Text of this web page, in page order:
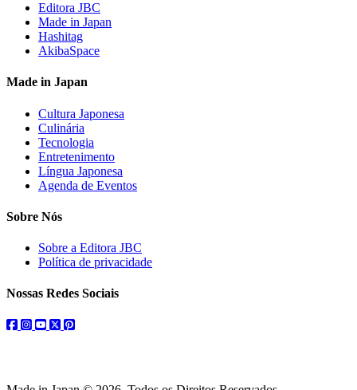
Editora JBC
Made in Japan
Hashitag
AkibaSpace
Made in Japan
Cultura Japonesa
Culinária
Tecnologia
Entretenimento
Língua Japonesa
Agenda de Eventos
Sobre Nós
Sobre a Editora JBC
Política de privacidade
Nossas Redes Sociais
facebook
instagram
youtube
twitterpinterest